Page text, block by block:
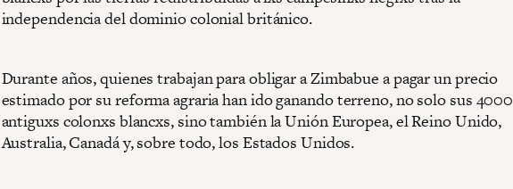
independencia del dominio colonial británico.
Durante años, quienes trabajan para obligar a Zimbabue a pagar un precio
estimado por su reforma agraria han ido ganando terreno, no solo sus 4000
antiguxs colonxs blancxs, sino también la Unión Europea, el Reino Unido,
Australia, Canadá y, sobre todo, los Estados Unidos.